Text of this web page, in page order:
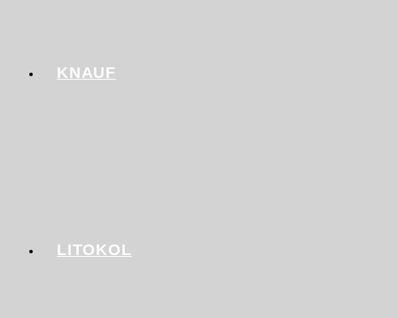
KNAUF
LITOKOL